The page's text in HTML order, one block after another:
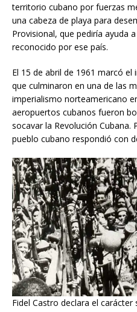
territorio cubano por fuerzas
una cabeza de playa para
Provisional, que pediría ayuda
reconocido por ese país.
El 15 de abril de 1961 marcó
que culminaron en una de las
imperialismo norteamericano
aeropuertos cubanos fueron
socavar la Revolución Cubana.
pueblo cubano respondió con
Fidel Castro declara el